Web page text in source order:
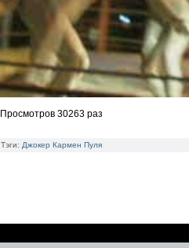
Просмотров 30263 раз
Тэги: Джокер Кармен Пуля